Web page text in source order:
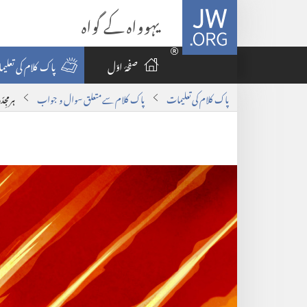
JW.ORG یہوواہ کے گواہ
صفحۂ اوّل پاک کلام کی
پاک کلام کی تعلیمات پاک کلام سے متعلق سوال و جواب